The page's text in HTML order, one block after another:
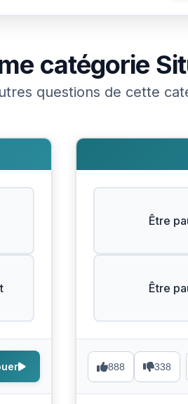
catégorie
questions de cette
Être
Être
888 338